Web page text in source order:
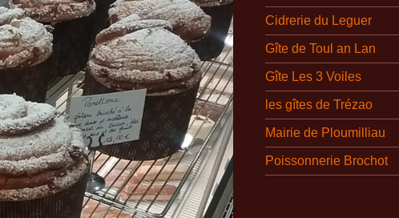
Cidrerie du Leguer
Gîte de Toul an Lan
Gîte Les 3 Voiles
les gîtes de Trézao
Mairie de Ploumilliau
Poissonnerie Brochot